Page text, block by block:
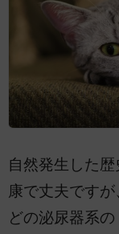
自然発生した
康で丈夫です
どの泌尿器系